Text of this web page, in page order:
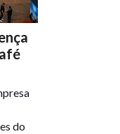
do